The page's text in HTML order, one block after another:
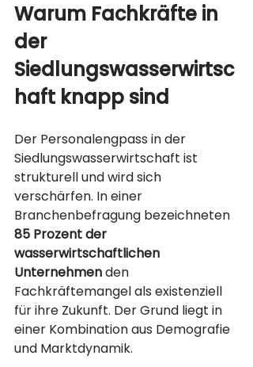
Warum Fachkräfte in
der
Siedlungswasserwirtsc
haft knapp sind
Der Personalengpass in der
Siedlungswasserwirtschaft ist
strukturell und wird sich
verschärfen. In einer
Branchenbefragung bezeichneten
85 Prozent der
wasserwirtschaftlichen
Unternehmen den
Fachkräftemangel als existenziell
für ihre Zukunft. Der Grund liegt in
einer Kombination aus Demografie
und Marktdynamik.